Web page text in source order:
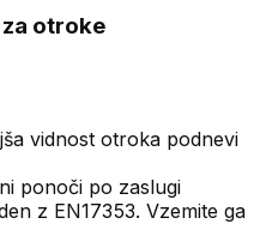
za otroke
vidnost otroka podnevi
ponoči po zaslugi
z EN17353. Vzemite ga